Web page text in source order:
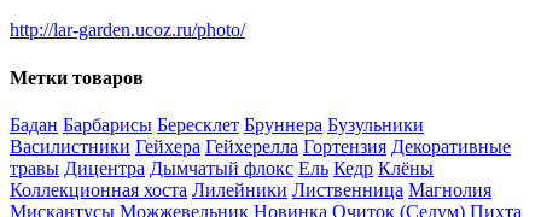
http://lar-garden.ucoz.ru/photo/
Метки товаров
Бадан Барбарисы Бересклет Бруннера Бузульники
Василистники Гейхера Гейхерелла Гортензия Декоративные
травы Дицентра Дымчатый флокс Ель Кедр Клёны
Коллекционная хоста Лилейники Лиственница Магнолия
Мискантусы Можжевельник Новинка Очиток (Седум) Пихта